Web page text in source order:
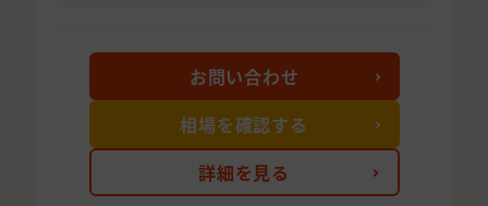
詳細を見る
お問い合わせ
相場を確認する